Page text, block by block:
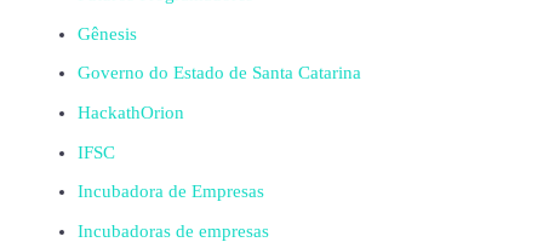
Gênesis
Governo do Estado de Santa Catarina
HackathOrion
IFSC
Incubadora de Empresas
Incubadoras de empresas